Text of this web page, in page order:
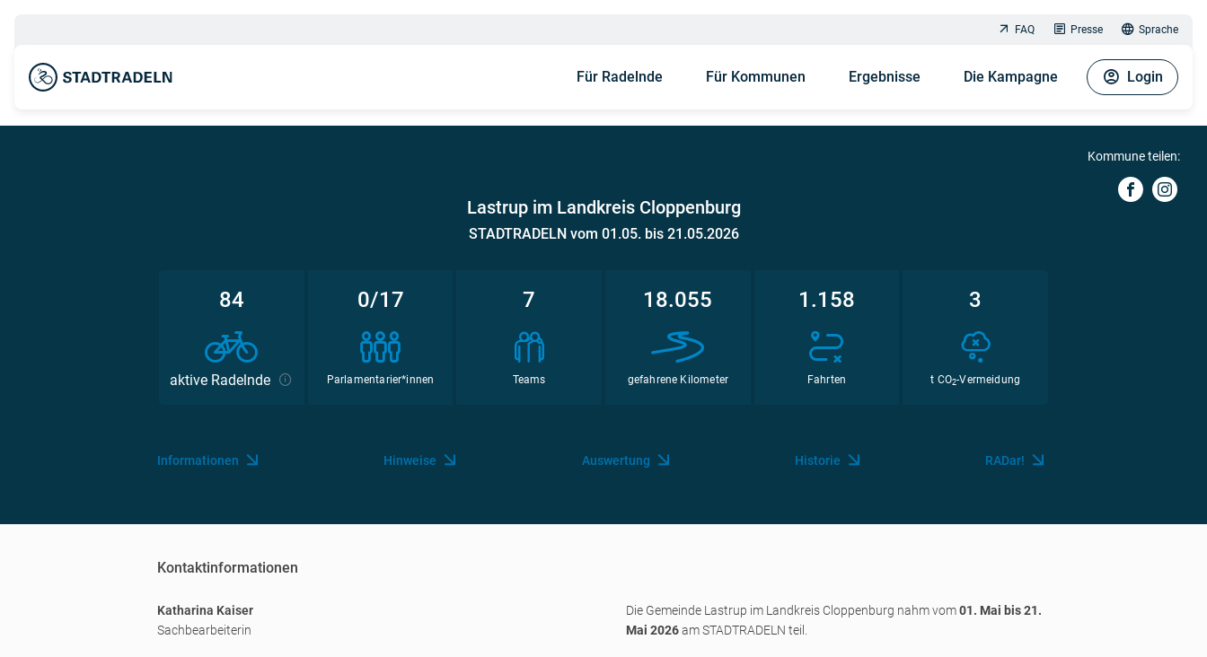
FAQ Presse Sprache
Für Radelnde Für Kommunen Ergebnisse Die Kampagne Login
Lastrup im Landkreis Cloppenburg
STADTRADELN vom 01.05. bis 21.05.2026
84
aktive Radelnde
0/17
Parlamentarier*innen
7
Teams
18.055
gefahrene Kilometer
1.158
Fahrten
3
t CO2-Vermeidung
Informationen Hinweise Auswertung Historie RADar!
Kommune teilen:
Kontaktinformationen
Katharina Kaiser
Sachbearbeiterin
Die Gemeinde Lastrup im Landkreis Cloppenburg nahm vom01. Mai bis 21.
Mai 2026am STADTRADELN teil.